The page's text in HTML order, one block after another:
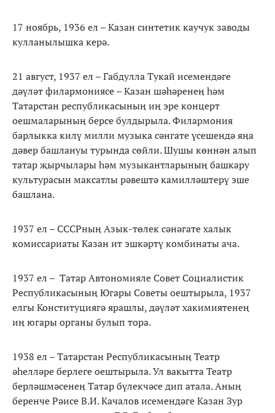
17 ноябрь, 1936 ел – Казан синтетик каучук заводы
кулланылышка керә.
21 август, 1937 ел – Габдулла Тукай исемендәге
дәүләт филармониясе – Казан шәһәренең һәм
Татарстан республикасының иң эре концерт
оешмаларының берсе булдырыла. Филармония
барлыкка килү милли музыка сәнгате үсешендә яңа
дәвер башлануы турында сөйли. Шушы көннән алып
татар җырчылары һәм музыкантларының башкару
культурасын максатлы рәвештә камилләштерү эше
башлана.
1937 ел – СССРның Азык-төлек сәнәгате халык
комиссариаты Казан ит эшкәртү комбинаты ача.
1937 ел – Татар Автономияле Совет Социалистик
Республикасының Югары Советы оештырыла, 1937
елгы Конституциягә ярашлы, дәүләт хакимиятенең
иң югары органы булып тора.
1938 ел – Татарстан Республикасының Театр
әһелләре берлеге оештырыла. Ул вакытта Театр
берләшмәсенең Татар бүлекчәсе дип атала. Аның
беренче Рәисе В.И. Качалов исемендәге Казан Зур